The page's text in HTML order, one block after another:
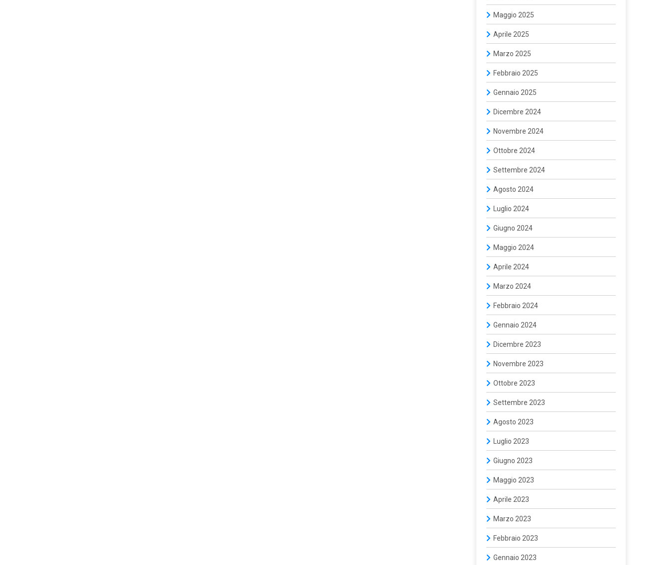
Maggio 2025
Aprile 2025
Marzo 2025
Febbraio 2025
Gennaio 2025
Dicembre 2024
Novembre 2024
Ottobre 2024
Settembre 2024
Agosto 2024
Luglio 2024
Giugno 2024
Maggio 2024
Aprile 2024
Marzo 2024
Febbraio 2024
Gennaio 2024
Dicembre 2023
Novembre 2023
Ottobre 2023
Settembre 2023
Agosto 2023
Luglio 2023
Giugno 2023
Maggio 2023
Aprile 2023
Marzo 2023
Febbraio 2023
Gennaio 2023